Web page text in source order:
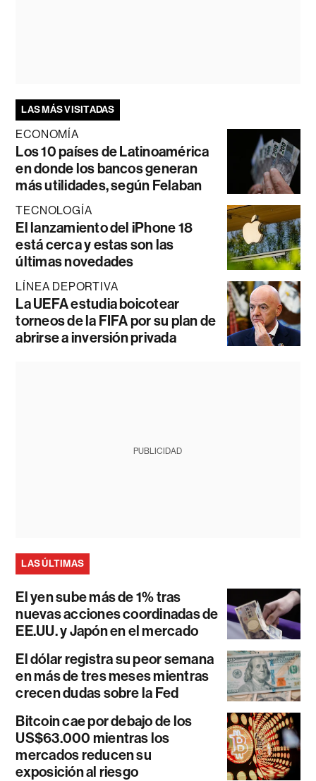
LAS MÁS VISITADAS
ECONOMÍA
Los 10 países de Latinoamérica
en donde los bancos generan
más utilidades, según Felaban
TECNOLOGÍA
El lanzamiento del iPhone 18
está cerca y estas son las
últimas novedades
LÍNEA DEPORTIVA
La UEFA estudia boicotear
torneos de la FIFA por su plan de
abrirse a inversión privada
PUBLICIDAD
LAS ÚLTIMAS
El yen sube más de 1% tras
nuevas acciones coordinadas de
EE.UU. y Japón en el mercado
El dólar registra su peor semana
en más de tres meses mientras
crecen dudas sobre la Fed
Bitcoin cae por debajo de los
US$63.000 mientras los
mercados reducen su
exposición al riesgo